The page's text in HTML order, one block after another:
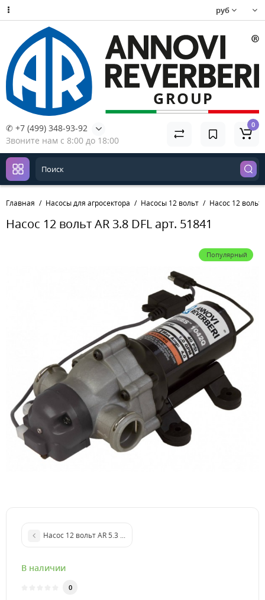
руб
✆ +7 (499) 348-93-92
Звоните нам с 8:00 до 18:00
0
Главная Насосы для агросектора Насосы 12 вольт Насос 12 вольт
Насос 12 вольт AR 3.8 DFL арт. 51841
Популярный
Насос 12 вольт AR 5.3 DFL арт. 51842
В наличии
0